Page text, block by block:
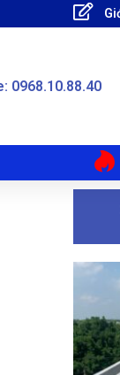
0968.10.88.40